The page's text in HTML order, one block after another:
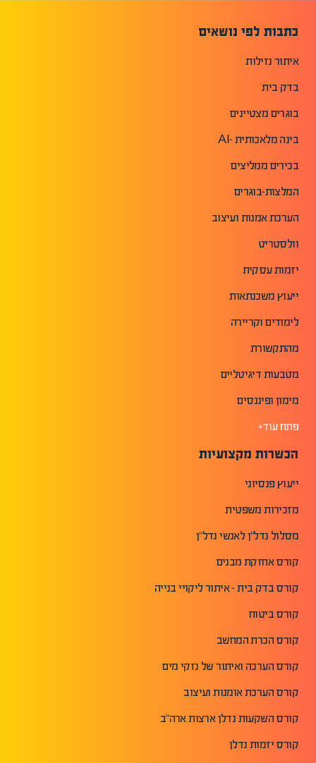
כתבות לפי נושאים
איתור נזילות
בדק בית
בוגרים מצטיינים
בינה מלאכותית -AI
בכירים ממליצים
המלצות-בוגרים
הערכת אמנות ועיצוב
וולסטריט
יזמות עסקית
ייעוץ משכנתאות
לימודים וקריירה
מהתקשורת
מטבעות דיגיטליים
מימון ופיננסים
פתח עוד+
הכשרות מקצועיות
ייעוץ פנסיוני
מזכירות משפטית
מסלול נדל"ן לאנשי נדל"ן
קורס אחזקת מבנים
קורס בדק בית - איתור ליקויי בנייה
קורס ביטוח
קורס הכרת המחשב
קורס הערכה ואיתור של נזקי מים
קורס הערכת אומנות ועיצוב
קורס השקעות נדלן ארצות ארה"ב
קורס יזמות נדלן